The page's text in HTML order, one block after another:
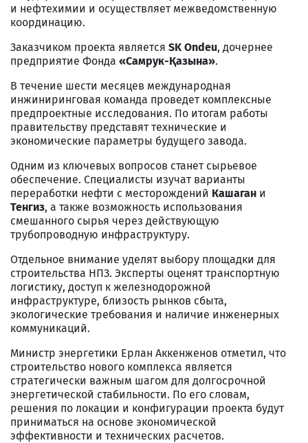
и нефтехимии и осуществляет межведомственную
координацию.
Заказчиком проекта является SK Ondeu, дочернее
предприятие Фонда «Самрук-Қазына».
В течение шести месяцев международная
инжиниринговая команда проведет комплексные
предпроектные исследования. По итогам работы
правительству представят технические и
экономические параметры будущего завода.
Одним из ключевых вопросов станет сырьевое
обеспечение. Специалисты изучат варианты
переработки нефти с месторождений Кашаган и
Тенгиз, а также возможность использования
смешанного сырья через действующую
трубопроводную инфраструктуру.
Отдельное внимание уделят выбору площадки для
строительства НПЗ. Эксперты оценят транспортную
логистику, доступ к железнодорожной
инфраструктуре, близость рынков сбыта,
экологические требования и наличие инженерных
коммуникаций.
Министр энергетики Ерлан Аккенженов отметил, что
строительство нового комплекса является
стратегически важным шагом для долгосрочной
энергетической стабильности. По его словам,
решения по локации и конфигурации проекта будут
приниматься на основе экономической
эффективности и технических расчетов.